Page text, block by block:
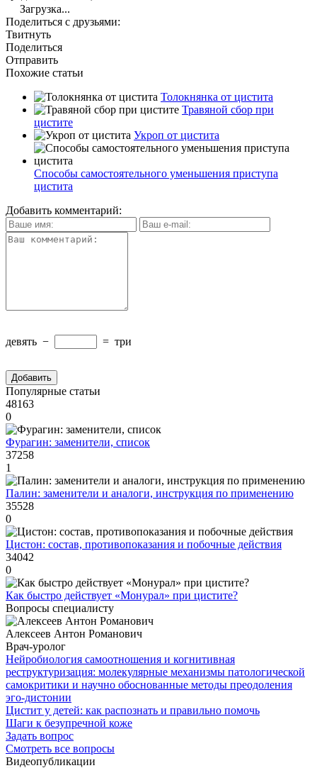
Загрузка...
Поделиться с друзьями:
Твитнуть
Поделиться
Отправить
Похожие статьи
Толокнянка от цистита
Травяной сбор при
цистите
Укроп от цистита
Способы самостоятельного уменьшения приступа
цистита
Добавить комментарий:
девять − = три
Популярные статьи
48163
0
Фурагин: заменители, список
37258
1
Палин: заменители и аналоги, инструкция по применению
35528
0
Цистон: состав, противопоказания и побочные действия
34042
0
Как быстро действует «Монурал» при цистите?
Вопросы специалисту
Алексеев Антон Романович
Врач-уролог
Нейробиология самоотношения и когнитивная
реструктуризация: молекулярные механизмы патологической
самокритики и научно обоснованные методы преодоления
эго-дистонии
Цистит у детей: как распознать и правильно помочь
Шаги к безупречной коже
Задать вопрос
Смотреть все вопросы
Видеопубликации